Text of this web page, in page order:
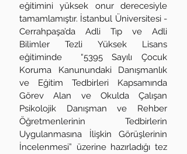
eğitimini yüksek onur derecesiyle
tamamlamıştır. İstanbul Üniversitesi -
Cerrahpaşa’da Adli Tıp ve Adli
Bilimler Tezli Yüksek Lisans
eğitiminde “5395 Sayılı Çocuk
Koruma Kanunundaki Danışmanlık
ve Eğitim Tedbirleri Kapsamında
Görev Alan ve Okulda Çalışan
Psikolojik Danışman ve Rehber
Öğretmenlerinin Tedbirlerin
Uygulanmasına İlişkin Görüşlerinin
İncelenmesi” üzerine hazırladığı tez